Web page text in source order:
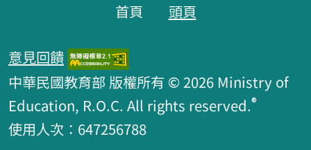
首頁 頭頁
意見回饋
中華民國教育部 版權所有 © 2026 Ministry of
Education, R.O.C. All rights reserved.®
使用人次：647256788